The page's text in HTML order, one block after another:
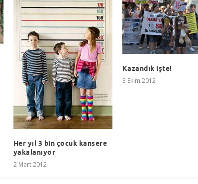
Her yıl 3 bin çocuk kansere
yakalanıyor
2 Mart 2012
Kazandık işte!
3 Ekim 2012